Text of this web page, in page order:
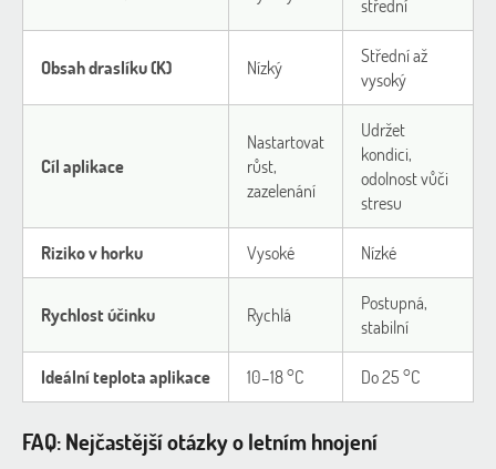
střední
Obsah draslíku (K) Nízký
Střední až
vysoký
Cíl aplikace
Nastartovat
růst,
zazelenání
Udržet
kondici,
odolnost vůči
stresu
Riziko v horku Vysoké Nízké
Rychlost účinku Rychlá
Postupná,
stabilní
Ideální teplota aplikace 10–18 °C Do 25 °C
FAQ: Nejčastější otázky o letním hnojení